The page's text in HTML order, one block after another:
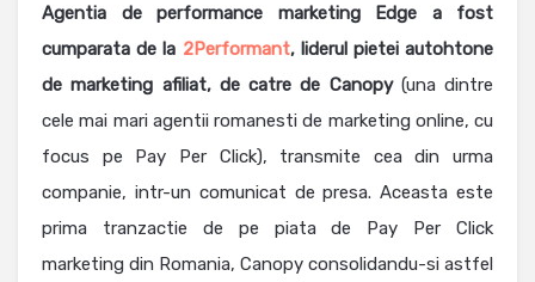
Agentia de performance marketing Edge a fost
cumparata de la 2Performant, liderul pietei autohtone
de marketing afiliat, de catre de Canopy(una dintre
cele mai mari agentii romanesti de marketing online, cu
focus pe Pay Per Click), transmite cea din urma
companie, intr-un comunicat de presa. Aceasta este
prima tranzactie de pe piata de Pay Per Click
marketing din Romania, Canopy consolidandu-si astfel